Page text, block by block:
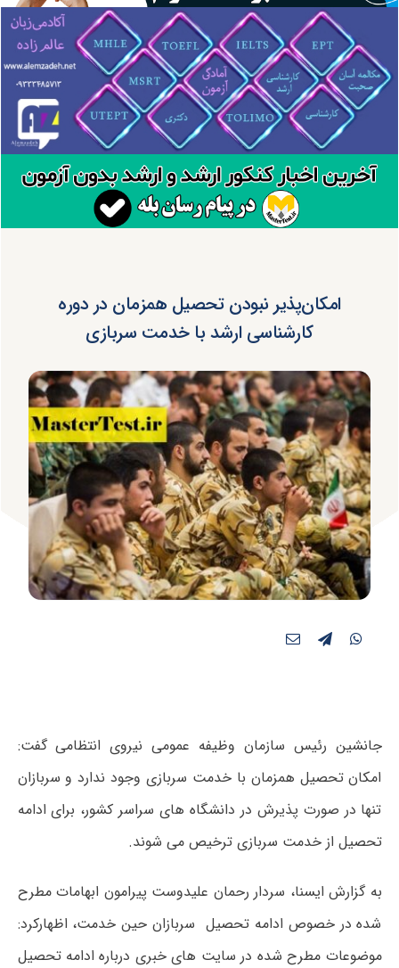
امکان‌پذیر نبودن تحصیل همزمان در دوره
کارشناسی ارشد با خدمت سربازی
جانشین رئیس سازمان وظیفه عمومی نیروی انتظامی گفت:
امکان تحصیل همزمان با خدمت سربازی وجود ندارد و سربازان
تنها در صورت پذیرش در دانشگاه های سراسر کشور، برای ادامه
تحصیل از خدمت سربازی ترخیص می شوند.
به گزارش ایسنا، سردار رحمان علیدوست پیرامون ابهامات مطرح
شده در خصوص ادامه تحصیل سربازان حین خدمت، اظهارکرد:
موضوعات مطرح شده در سایت های خبری درباره ادامه تحصیل